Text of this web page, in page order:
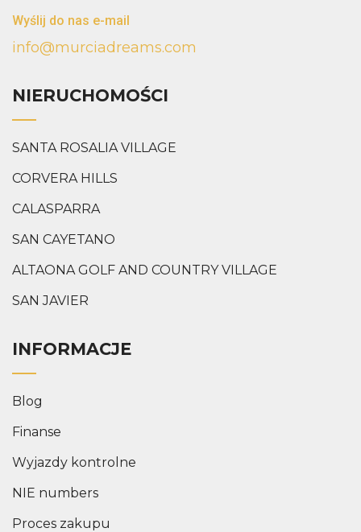
Wyślij do nas e-mail
info@murciadreams.com
NIERUCHOMOŚCI
SANTA ROSALIA VILLAGE
CORVERA HILLS
CALASPARRA
SAN CAYETANO
ALTAONA GOLF AND COUNTRY VILLAGE
SAN JAVIER
INFORMACJE
Blog
Finanse
Wyjazdy kontrolne
NIE numbers
Proces zakupu